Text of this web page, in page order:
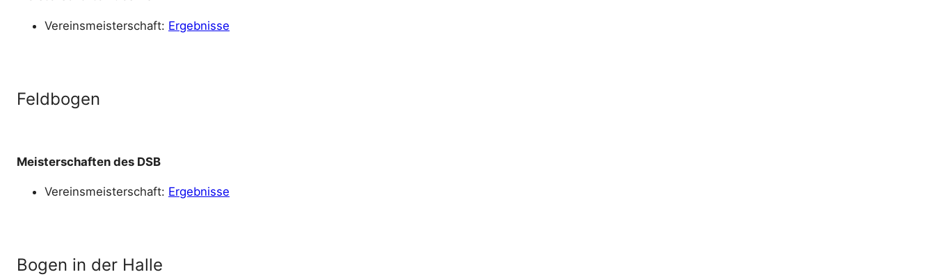
Vereinsmeisterschaft: Ergebnisse
Feldbogen
Meisterschaften des DSB
Vereinsmeisterschaft: Ergebnisse
Bogen in der Halle